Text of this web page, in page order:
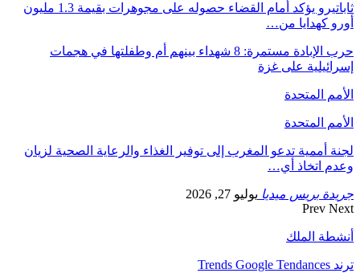
ثاباتيرو يؤكد أمام القضاء حصوله على مجوهرات بقيمة 1.3 مليون
أورو كهدايا من…
حرب الإبادة مستمرة: 8 شهداء بينهم أم وطفلتها في هجمات
إسرائيلية على غزة
الأمم المتحدة
الأمم المتحدة
لجنة أممية تدعو المغرب إلى توفير الغذاء والرعاية الصحية لزيان
وعدم اتخاذ أي…
جريدة بريس ميديا يوليو 27, 2026
Prev Next
أنشطة الملك
ترند Trends Google Tendances